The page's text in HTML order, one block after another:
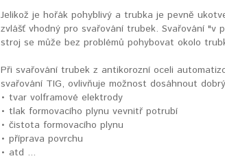
Jelikož je hořák pohyblivý a trubka je pevně
zvlášť vhodný pro svařování trubek. Svařování "v
stroj se může bez problémů pohybovat okolo
Při svařování trubek z antikorozní oceli
svařování TIG, ovlivňuje možnost dosáhnout
• tvar volframové elektrody
• tlak formovacího plynu vevnitř potrubí
• čistota formovacího plynu
• příprava povrchu
• atd ...